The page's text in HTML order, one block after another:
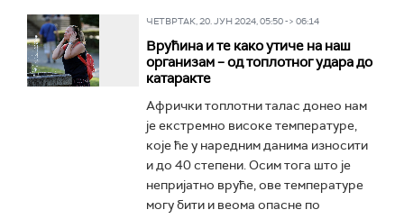
ЧЕТВРТАК, 20. ЈУН 2024, 05:50 -> 06:14
Врућина и те како утиче на наш
организам – од топлотног удара до
катаракте
Афрички топлотни талас донео нам
је екстремно високе температуре,
које ће у наредним данима износити
и до 40 степени. Осим тога што је
непријатно вруће, ове температуре
могу бити и веома опасне по